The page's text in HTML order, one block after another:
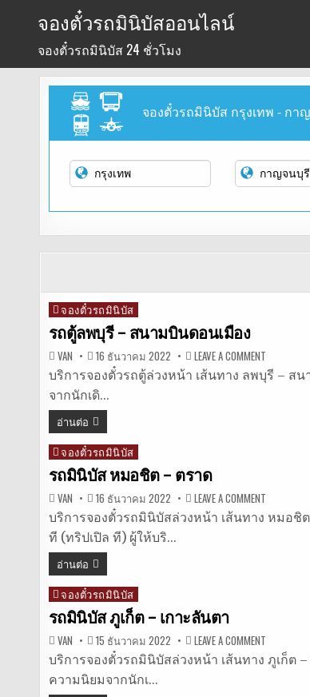
content
จองตั๋วรถมินิบัสออนไลน์
จองตั๋วรถมินิบัส 24 ชั่วโมง
จองตั๋วรถมินิบัส กรุงเทพ - กา
Posted
in
จองตั๋วรถมินิบัส
รถตู้ลพบุรี – สนามบินดอนเมือง
VAN 16 ธันวาคม 2022 LEAVE A COMMENTON
รถ
ตู้
ลพบุรี
บริการจองตั๋วรถตู้ล่วงหน้า เส้นทาง ลพบุรี – ส
จากนักเดิ…
อ่านต่อ
Posted
in
จองตั๋วรถมินิบัส
รถมินิบัส หมอชิต – ตราด
VAN 16 ธันวาคม 2022 LEAVE A COMMENTON
มิ
บริการจองตั๋วรถมินิบัสล่วงหน้า เส้นทาง หมอ
ที (ทริปเปิล ที) ผู้ให้บริ…
อ่านต่อ
Posted
in
จองตั๋วรถมินิบัส
รถมินิบัส ภูเก็ต – เกาะลันตา
VAN 15 ธันวาคม 2022 LEAVE A COMMENTON
มิ
นิ
บริการจองตั๋วรถมินิบัสล่วงหน้า เส้นทาง ภูเก็ต
ความนิยมจากนักเ…